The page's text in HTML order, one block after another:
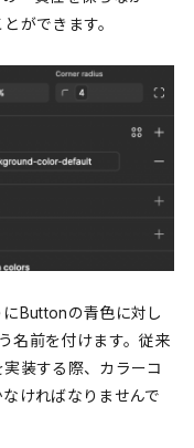
ができます。
Buttonの青色に対し
前を付けます。従来
装する際、カラーコ
ければなりませんで